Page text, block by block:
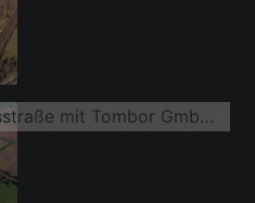
Gewerbegebiet Siemensstraße mit Tombor GmbH und Hartmann & König Stromzuführungs AG